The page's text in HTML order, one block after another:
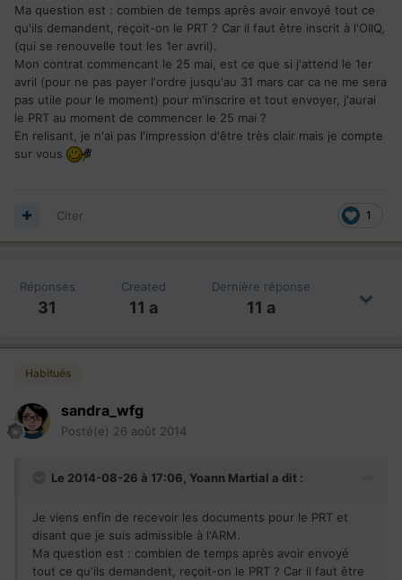
Ma question est : combien de temps après avoir envoyé tout ce
qu'ils demandent, reçoit-on le PRT ? Car il faut être inscrit à l'OIIQ,
(qui se renouvelle tout les 1er avril).
Mon contrat commencant le 25 mai, est ce que si j'attend le 1er
avril (pour ne pas payer l'ordre jusqu'au 31 mars car ca ne me sera
pas utile pour le moment) pour m'inscrire et tout envoyer, j'aurai
le PRT au moment de commencer le 25 mai ?
En relisant, je n'ai pas l'impression d'être très clair mais je compte
sur vous
1
Citer
Réponses
31
Created
11 a
Dernière réponse
11 a
Habitués
sandra_wfg
Posté(e) 26 août 2014
Le 2014-08-26 à 17:06, Yoann Martial a dit :
Je viens enfin de recevoir les documents pour le PRT et
disant que je suis admissible à l'ARM.
Ma question est : combien de temps après avoir envoyé
tout ce qu'ils demandent, reçoit-on le PRT ? Car il faut être